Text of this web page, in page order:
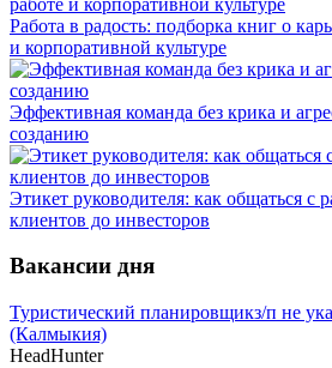
Работа в радость: подборка книг о
и корпоративной культуре
Эффективная команда без крика и
созданию
Этикет руководителя: как общаться
клиентов до инвесторов
Вакансии дня
Туристический планировщикз/п не
(Калмыкия)
HeadHunter